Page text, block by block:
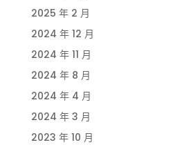
2025 年 2 月
2024 年 12 月
2024 年 11 月
2024 年 8 月
2024 年 4 月
2024 年 3 月
2023 年 10 月